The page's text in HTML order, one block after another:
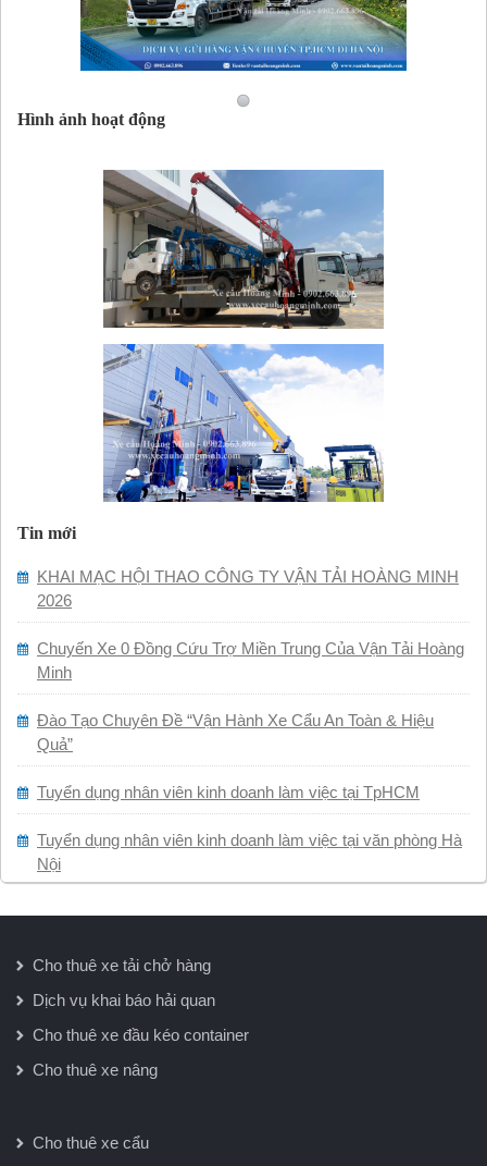
Hình ảnh hoạt động
Tin mới
KHAI MẠC HỘI THAO CÔNG TY VẬN TẢI HOÀNG MINH
2026
Chuyến Xe 0 Đồng Cứu Trợ Miền Trung Của Vận Tải Hoàng
Minh
Đào Tạo Chuyên Đề “Vận Hành Xe Cẩu An Toàn & Hiệu
Quả”
Tuyển dụng nhân viên kinh doanh làm việc tại TpHCM
Tuyển dụng nhân viên kinh doanh làm việc tại văn phòng Hà
Nội
Cho thuê xe tải chở hàng
Dịch vụ khai báo hải quan
Cho thuê xe đầu kéo container
Cho thuê xe nâng
Cho thuê xe cẩu